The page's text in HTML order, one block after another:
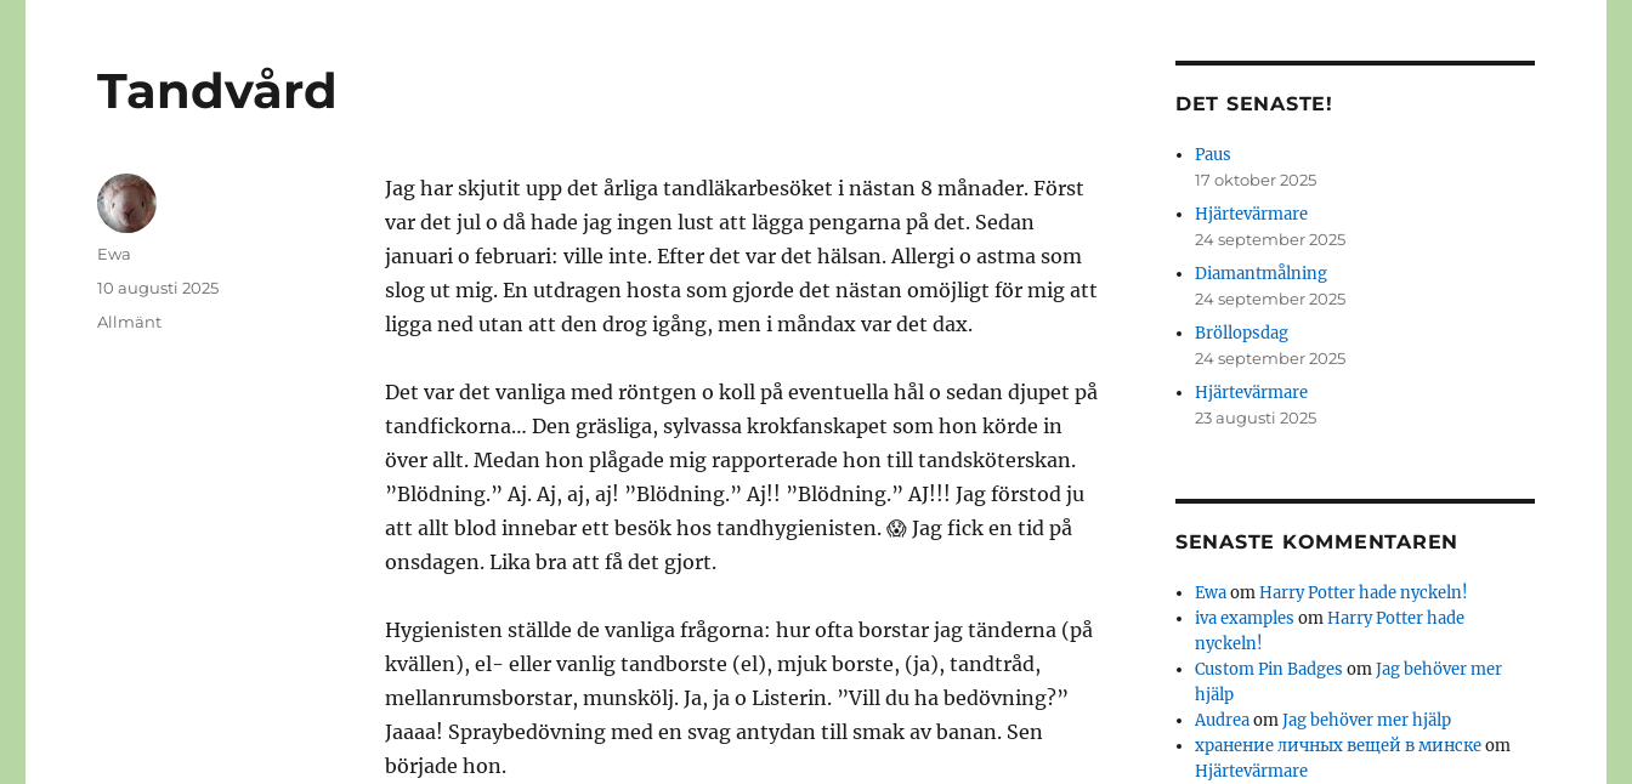
Tandvård
Jag har skjutit upp det årliga tandläkarbesöket i nästan 8 månader. Först
var det jul o då hade jag ingen lust att lägga pengarna på det. Sedan
januari o februari: ville inte. Efter det var det hälsan. Allergi o astma som
slog ut mig. En utdragen hosta som gjorde det nästan omöjligt för mig att
ligga ned utan att den drog igång, men i måndax var det dax.
Det var det vanliga med röntgen o koll på eventuella hål o sedan djupet på
tandfickorna… Den gräsliga, sylvassa krokfanskapet som hon körde in
över allt. Medan hon plågade mig rapporterade hon till tandsköterskan.
”Blödning.” Aj. Aj, aj, aj! ”Blödning.” Aj!! ”Blödning.” AJ!!! Jag förstod ju
att allt blod innebar ett besök hos tandhygienisten. 😱 Jag fick en tid på
onsdagen. Lika bra att få det gjort.
Hygienisten ställde de vanliga frågorna: hur ofta borstar jag tänderna (på
kvällen), el- eller vanlig tandborste (el), mjuk borste, (ja), tandtråd,
mellanrumsborstar, munskölj. Ja, ja o Listerin. ”Vill du ha bedövning?”
Jaaaa! Spraybedövning med en svag antydan till smak av banan. Sen
började hon.
Författare
Ewa
Publicerat
den
10 augusti 2025
Kategorier
Allmänt
DET SENASTE!
Paus
17 oktober 2025
Hjärtevärmare
24 september 2025
Diamantmålning
24 september 2025
Bröllopsdag
24 september 2025
Hjärtevärmare
23 augusti 2025
SENASTE KOMMENTAREN
EwaomHarry Potter hade nyckeln!
iva examples omHarry Potter hade
nyckeln!
Custom Pin Badges omJag behöver mer
hjälp
AudreaomJag behöver mer hjälp
хранение личных вещей в минскеom
Hjärtevärmare